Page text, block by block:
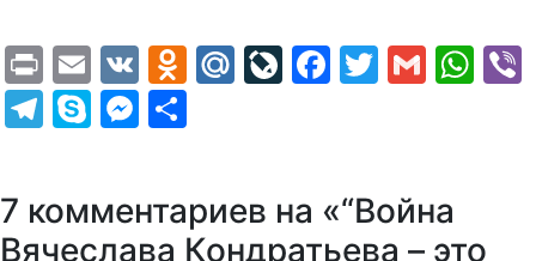
PrintEmail
VK Odnoklassniki
Mail.Ru
LiveJournal
Facebook
Twitter
Gmail
Telegram
SkypeMessenger
7 комментариев на «“Война
Вячеслава Кондратьева – это